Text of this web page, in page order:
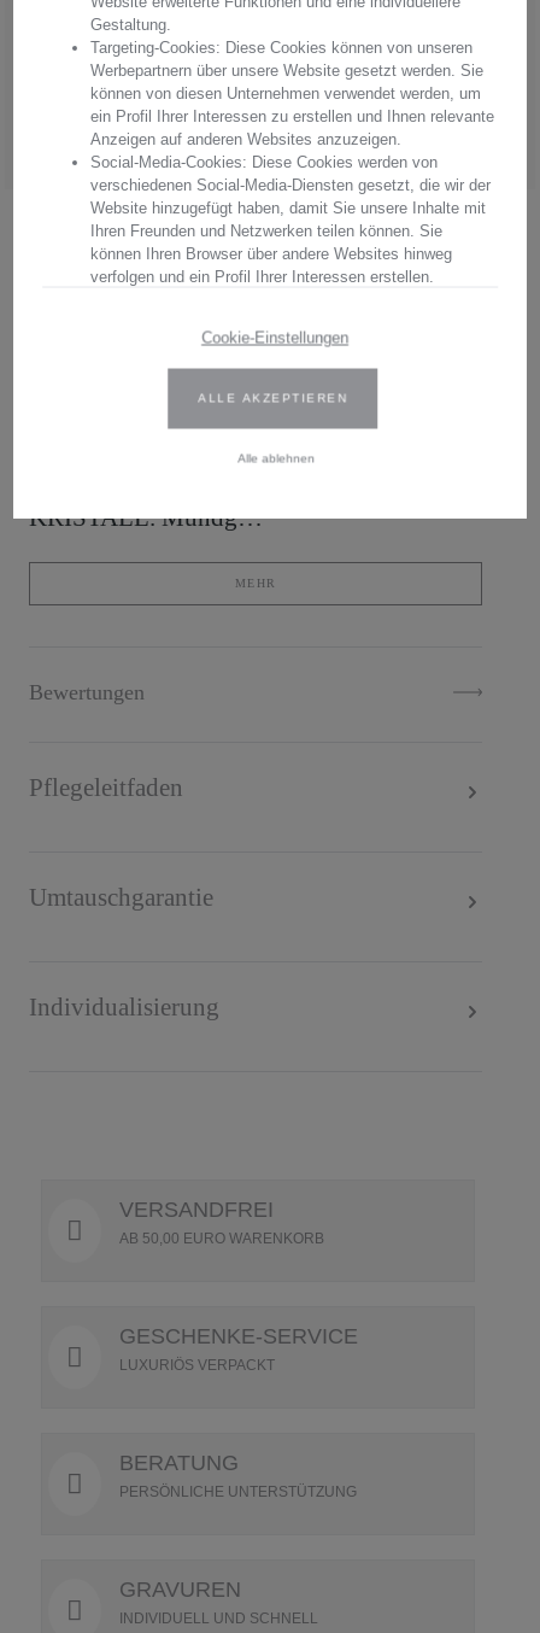
Arnstadt Kristall, überzeugen Sie sich von unserer Qualität.
Hersteller:Arnstadt Kristall GmbH
Anschrift: Bierweg 27, 99310 Arnstadt, Thüringen, Deutschland
E-Mail: verkauf@arnstadtkristall-shop.de
Tel. 0049 (0) 3628 - 66 00 33
Lassen Sie sich begeistern von dieser
aufwändig hergestellten Whisky Karaffe
KRISTALL. Mundg…
MEHR
Bewertungen
Pflegeleitfaden
Umtauschgarantie
Individualisierung
VERSANDFREI
AB 50,00 EURO WARENKORB
GESCHENKE-SERVICE
LUXURIÖS VERPACKT
BERATUNG
PERSÖNLICHE UNTERSTÜTZUNG
GRAVUREN
INDIVIDUELL UND SCHNELL
Gestaltung.
Targeting-Cookies: Diese Cookies können von unseren
Werbepartnern über unsere Website gesetzt werden. Sie
können von diesen Unternehmen verwendet werden, um
ein Profil Ihrer Interessen zu erstellen und Ihnen relevante
Anzeigen auf anderen Websites anzuzeigen.
Social-Media-Cookies: Diese Cookies werden von
verschiedenen Social-Media-Diensten gesetzt, die wir der
Website hinzugefügt haben, damit Sie unsere Inhalte mit
Ihren Freunden und Netzwerken teilen können. Sie
können Ihren Browser über andere Websites hinweg
verfolgen und ein Profil Ihrer Interessen erstellen.
Informationen finden Sie in unserer Datenschutzbestimmungen.
Geben Sie Ihre Zustimmung oder bearbeiten Sie die Cookie-
Einstellungen, um festzulegen, wie Ihre gesammelten Daten
verwendet werden können. Sie können Ihre Einwilligung jederzeit
Datenschutzbestimmungen.
Cookie-Einstellungen
Alle ablehnen
ALLE AKZEPTIEREN